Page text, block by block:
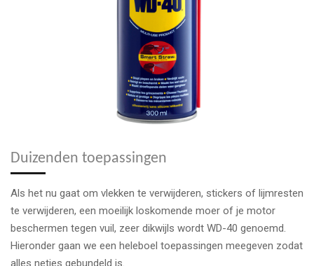
Duizenden toepassingen
Als het nu gaat om vlekken te verwijderen, stickers of lijmresten
te verwijderen, een moeilijk loskomende moer of je motor
beschermen tegen vuil, zeer dikwijls wordt WD-40 genoemd.
Hieronder gaan we een heleboel toepassingen meegeven zodat
alles netjes gebundeld is.